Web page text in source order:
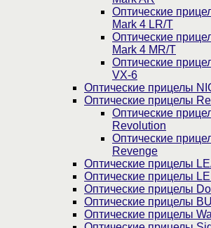
Оптические
Mark 4 LR/T
Оптические
Mark 4 MR/T
Оптические
VX-6
Оптические прицелы
Оптические прицелы
Оптические
Revolution
Оптические
Revenge
Оптические прицелы
Оптические прицелы
Оптические прицелы
Оптические прицелы
Оптические прицелы